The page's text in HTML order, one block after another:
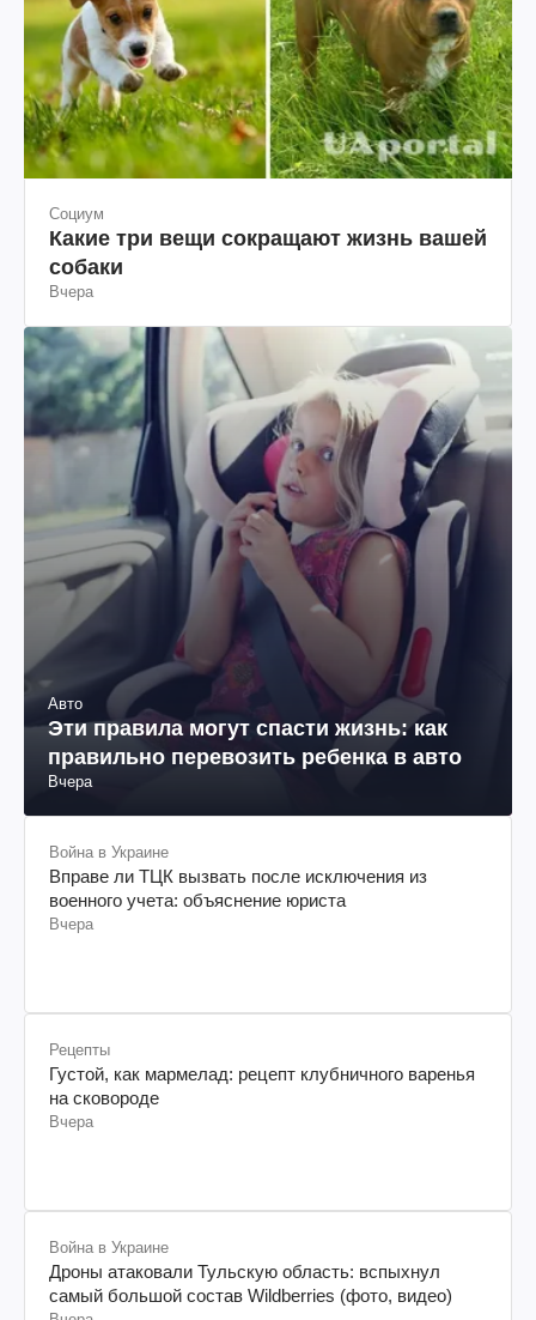
Социум
Какие три вещи сокращают жизнь вашей
собаки
Вчера
Авто
Эти правила могут спасти жизнь: как
правильно перевозить ребенка в авто
Вчера
Война в Украине
Вправе ли ТЦК вызвать после исключения из
военного учета: объяснение юриста
Вчера
Рецепты
Густой, как мармелад: рецепт клубничного варенья
на сковороде
Вчера
Война в Украине
Дроны атаковали Тульскую область: вспыхнул
самый большой состав Wildberries (фото, видео)